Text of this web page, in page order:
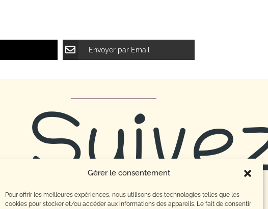
Gérer le consentement
Pour offrir les meilleures expériences, nous utilisons des technologies telles que les
cookies pour stocker et/ou accéder aux informations des appareils. Le fait de consentir
Envoyer par Email